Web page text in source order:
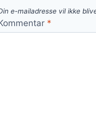
e-mailadresse vil ikke
*